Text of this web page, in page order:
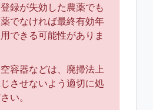
録が失効した農薬でも
でなければ最終有効年
できる可能性がありま
容器などは、廃掃法上
させないよう適切に処
い。